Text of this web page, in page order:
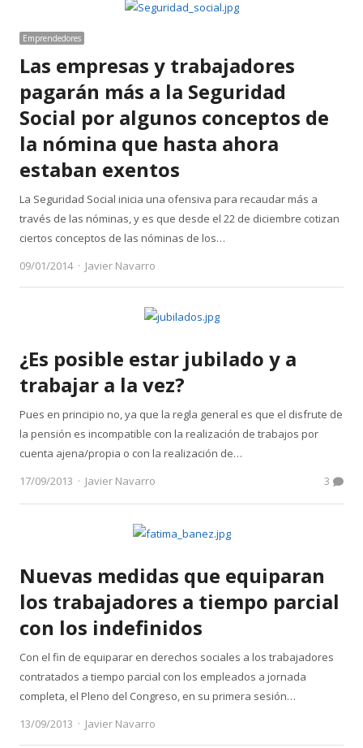
Emprendedores
Las empresas y trabajadores
pagarán más a la Seguridad
Social por algunos conceptos de
la nómina que hasta ahora
estaban exentos
La Seguridad Social inicia una ofensiva para recaudar más a
través de las nóminas, y es que desde el 22 de diciembre cotizan
ciertos conceptos de las nóminas de los…
09/01/2014
Author
Javier Navarro
¿Es posible estar jubilado y a
trabajar a la vez?
Pues en principio no, ya que la regla general es que el disfrute de
la pensión es incompatible con la realización de trabajos por
cuenta ajena/propia o con la realización de…
17/09/2013
Author
Javier Navarro 3
Nuevas medidas que equiparan
los trabajadores a tiempo parcial
con los indefinidos
Con el fin de equiparar en derechos sociales a los trabajadores
contratados a tiempo parcial con los empleados a jornada
completa, el Pleno del Congreso, en su primera sesión…
13/09/2013
Author
Javier Navarro